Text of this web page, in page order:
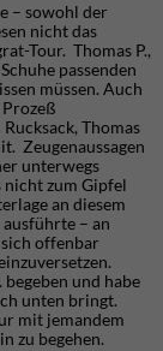
– sowohl der
nicht das
Tour. Thomas P.,
passenden
müssen. Auch
Thomas
Zeugenaussagen
unterwegs
nicht zum Gipfel
an diesem
– an
sich offenbar
begeben und habe
unten bringt.
mit jemandem
zu begehen.